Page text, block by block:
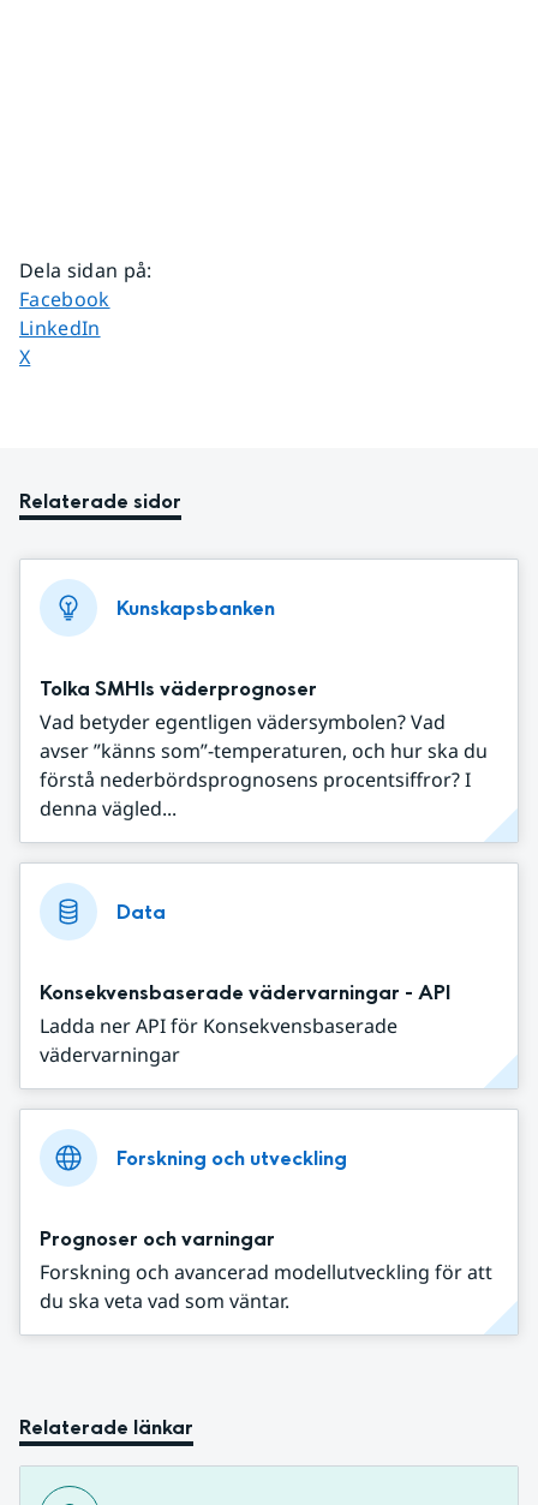
Dela sidan på:
Dela sidan på
Facebook
Dela sidan på
LinkedIn
Dela sidan på
X
Relaterade sidor
Kunskapsbanken
Tolka SMHIs väderprognoser
Vad betyder egentligen vädersymbolen? Vad
avser ”känns som”-temperaturen, och hur ska du
förstå nederbördsprognosens procentsiffror? I
denna vägled...
Data
Konsekvensbaserade vädervarningar - API
Ladda ner API för Konsekvensbaserade
vädervarningar
Forskning och utveckling
Prognoser och varningar
Forskning och avancerad modellutveckling för att
du ska veta vad som väntar.
Relaterade länkar